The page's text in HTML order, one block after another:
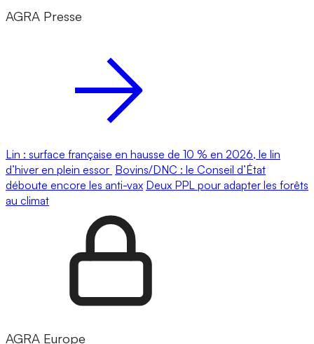
AGRA Presse
Lin : surface française en hausse de 10 % en 2026, le lin
d’hiver en plein essor Bovins/DNC : le Conseil d’État
déboute encore les anti-vax Deux PPL pour adapter les forêts
au climat
AGRA Europe